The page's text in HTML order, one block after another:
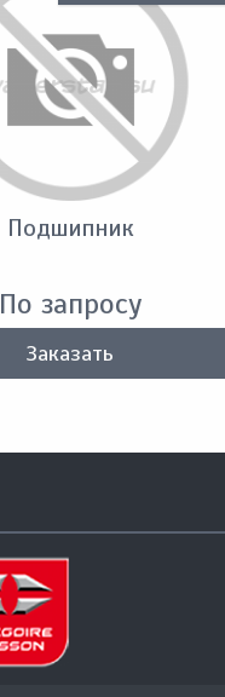
Подшипник
По запросу
Заказать